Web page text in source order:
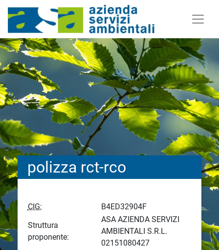
polizza rct-rco
CIG:
B4ED32904F
Struttura
proponente:
ASA AZIENDA SERVIZI
AMBIENTALI S.R.L.
02151080427